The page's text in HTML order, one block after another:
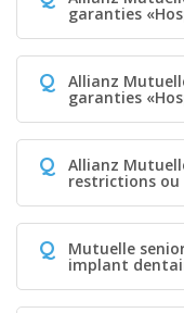
garanties
Q Allianz
garanties
Q Allianz
restrictions ou
Q Mutuelle
implant